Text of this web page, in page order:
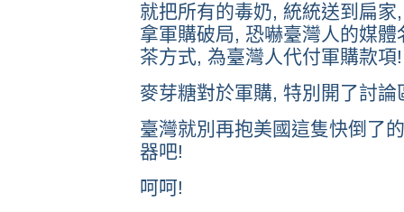
就把所有的毒奶, 統統送到扁
拿軍購破局, 恐嚇臺灣人的媒
茶方式, 為臺灣人代付軍購款項!
麥芽糖對於軍購, 特別開了討
臺灣就別再抱美國這隻快倒了
器吧!
呵呵!